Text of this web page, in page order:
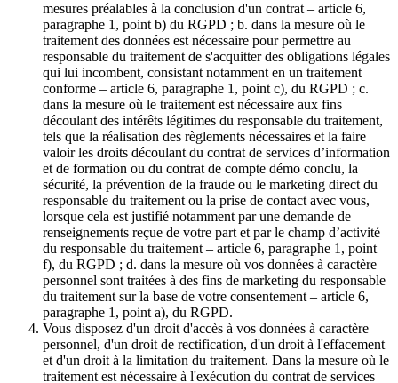
mesures préalables à la conclusion d'un contrat – article 6,
paragraphe 1, point b) du RGPD ; b. dans la mesure où le
traitement des données est nécessaire pour permettre au
responsable du traitement de s'acquitter des obligations légales
qui lui incombent, consistant notamment en un traitement
conforme – article 6, paragraphe 1, point c), du RGPD ; c.
dans la mesure où le traitement est nécessaire aux fins
découlant des intérêts légitimes du responsable du traitement,
tels que la réalisation des règlements nécessaires et la faire
valoir les droits découlant du contrat de services d’information
et de formation ou du contrat de compte démo conclu, la
sécurité, la prévention de la fraude ou le marketing direct du
responsable du traitement ou la prise de contact avec vous,
lorsque cela est justifié notamment par une demande de
renseignements reçue de votre part et par le champ d’activité
du responsable du traitement – article 6, paragraphe 1, point
f), du RGPD ; d. dans la mesure où vos données à caractère
personnel sont traitées à des fins de marketing du responsable
du traitement sur la base de votre consentement – article 6,
paragraphe 1, point a), du RGPD.
Vous disposez d'un droit d'accès à vos données à caractère
personnel, d'un droit de rectification, d'un droit à l'effacement
et d'un droit à la limitation du traitement. Dans la mesure où le
traitement est nécessaire à l'exécution du contrat de services